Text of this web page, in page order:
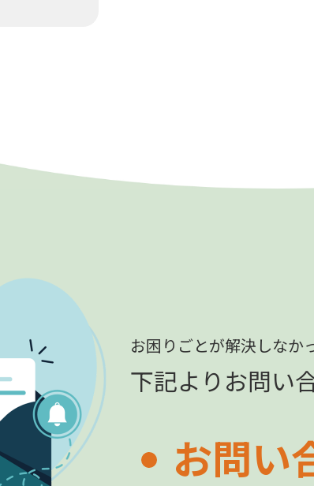
お困りごとが解決しなか
下記よりお問い
お問い